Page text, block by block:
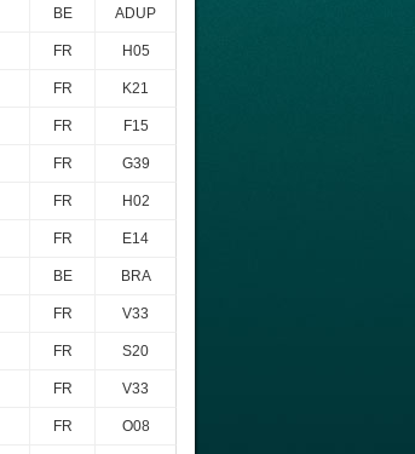
BE ADUP
FR H05
FR K21
FR F15
FR G39
FR H02
FR E14
BE BRA
FR V33
FR S20
FR V33
FR O08